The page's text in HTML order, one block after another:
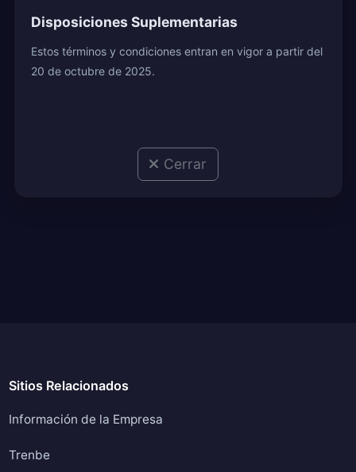
Disposiciones Suplementarias
Estos términos y condiciones entran en vigor a partir del
20 de octubre de 2025.
Cerrar
Sitios Relacionados
Información de la Empresa
Trenbe